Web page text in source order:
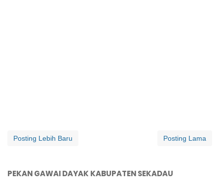
Posting Lebih Baru Posting Lama
PEKAN GAWAI DAYAK KABUPATEN SEKADAU